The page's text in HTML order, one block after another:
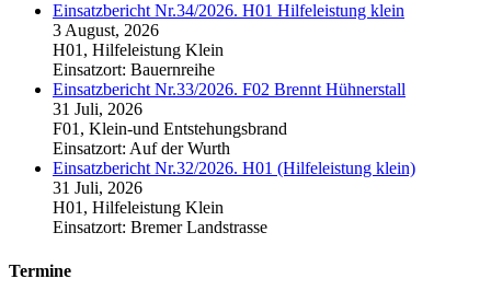
Einsatzbericht Nr.34/2026. H01 Hilfeleistung klein
3 August, 2026
H01, Hilfeleistung Klein
Einsatzort: Bauernreihe
Einsatzbericht Nr.33/2026. F02 Brennt Hühnerstall
31 Juli, 2026
F01, Klein-und Entstehungsbrand
Einsatzort: Auf der Wurth
Einsatzbericht Nr.32/2026. H01 (Hilfeleistung klein)
31 Juli, 2026
H01, Hilfeleistung Klein
Einsatzort: Bremer Landstrasse
Termine